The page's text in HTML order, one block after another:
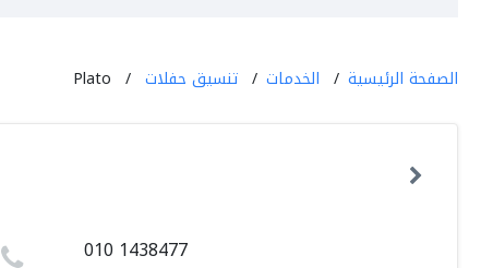
الصفحة الرئيسية الخدمات تنسيق حفلات Plato
010 1438477